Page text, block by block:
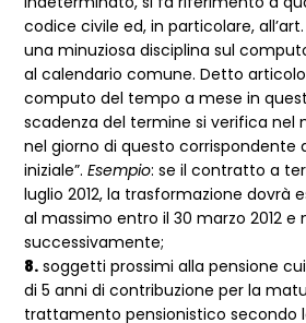
codice civile ed, in particolare,
una minuziosa disciplina sul
al calendario comune. Detto
computo del tempo a mese in
scadenza del termine si verifica nel
nel giorno di questo corrispondente
iniziale”.Esempio: se il contratto a
luglio 2012, la trasformazione dovrà
al massimo entro il 30 marzo 2012 e
successivamente;
8. soggetti prossimi alla pensione
di 5 anni di contribuzione per la
trattamento pensionistico secondo